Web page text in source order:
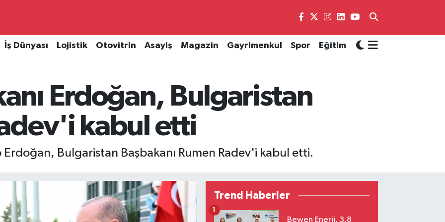
İş Dünyası Lojistik Otovitrin Asayiş Magazin Gayrimenkul Spor Eğitim
Erdoğan, Bulgaristan
kabul etti
Erdoğan, Bulgaristan Başbakanı Rumen Radev'i kabul etti.
Trend Haberler
Bewen Enerji, 3,8
1